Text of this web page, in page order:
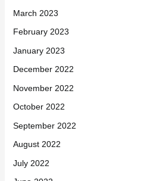
March 2023
February 2023
January 2023
December 2022
November 2022
October 2022
September 2022
August 2022
July 2022